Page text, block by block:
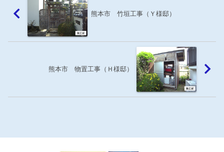
熊本市 竹垣工事（Ｙ様邸）
熊本市 物置工事（Ｈ様邸）